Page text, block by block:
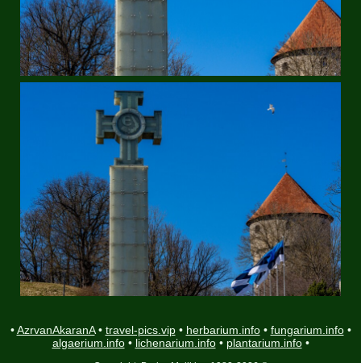
•AzrvanAkaranA• travel-pics.vip• herbarium.info• fungarium.info•
algaerium.info• lichenarium.info• plantarium.info•